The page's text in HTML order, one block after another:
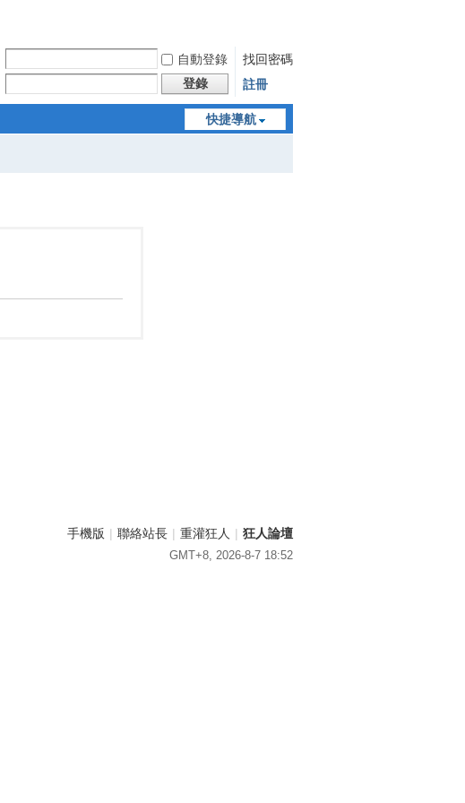
自動登錄
找回密碼
登錄 註冊
快捷導航
手機版 | 聯絡站長 | 重灌狂人 | 狂人論壇
GMT+8, 2026-8-7 18:52